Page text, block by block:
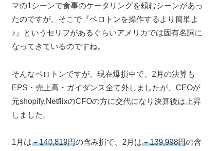
マの1シーンで食事のケータリングを頼むシーンがあっ
たのですが、そこで『ペロトンを操作するより簡単よ
♪』というセリフがあるぐらいアメリカでは固有名詞に
なってきているのですね。
そんなペロトンですが、現在爆損中で、2月の決算も
EPS・売上高・ガイダンス全て外しましたが、CEOが
元shopify,NetflixのCFOの方に交代になり決算後は上昇
しました。
1月は－140,819円の含み損で、2月は－139,998円の含